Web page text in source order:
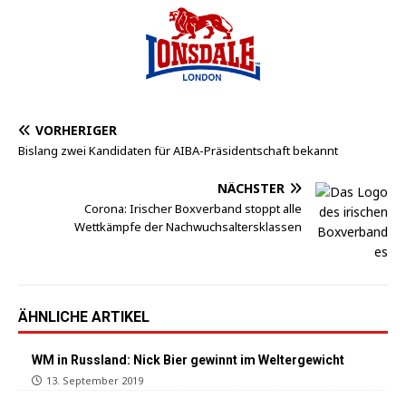
VORHERIGER
Bislang zwei Kandidaten für AIBA-Präsidentschaft bekannt
NÄCHSTER
Corona: Irischer Boxverband stoppt alle
Wettkämpfe der Nachwuchsaltersklassen
ÄHNLICHE ARTIKEL
WM in Russland: Nick Bier gewinnt im Weltergewicht
13. September 2019